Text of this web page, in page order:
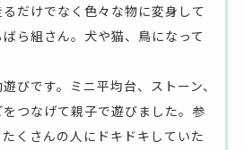
だけでなく色々な物に変身して
ら組さん。犬や猫、鳥になって
びです。ミニ平均台、ストーン、
つなげて親子で遊びました。参
くさんの人にドキドキしていた